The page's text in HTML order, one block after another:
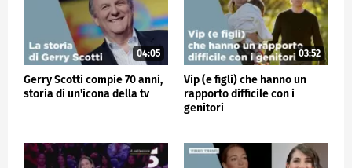
04:05
Gerry Scotti compie 70 anni,
storia di un'icona della tv
03:52
Vip (e figli) che hanno un
rapporto difficile con i
genitori